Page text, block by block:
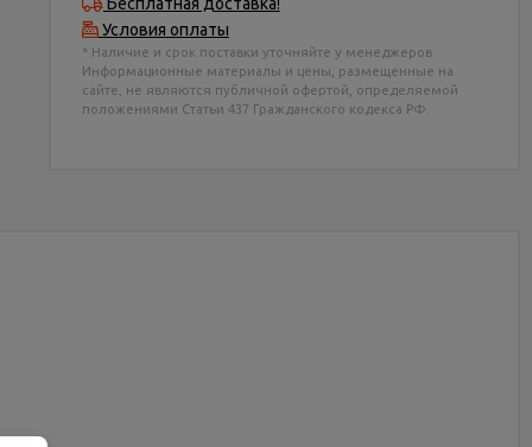
Условия оплаты
* Наличие и срок поставки уточняйте у менеджеров.
Информационные материалы и цены, размещенные на
сайте, не являются публичной офертой, определяемой
положениями Статьи 437 Гражданского кодекса РФ.